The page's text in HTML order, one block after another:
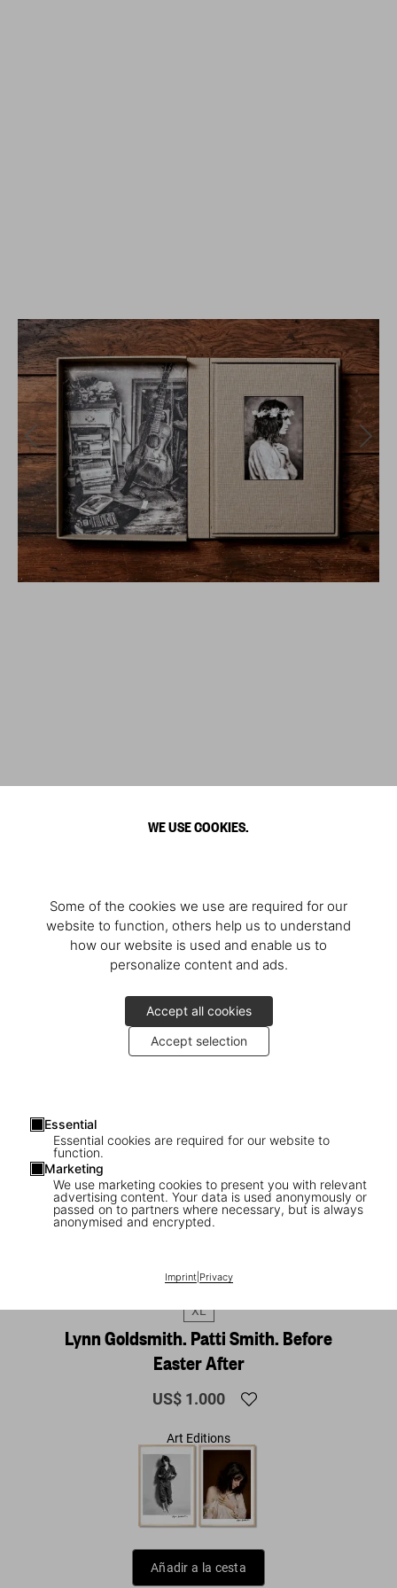
WE USE COOKIES.
Some of the cookies we use are required for our
website to function, others help us to understand
how our website is used and enable us to
personalize content and ads.
Accept all cookies
Accept selection
Essential
Essential cookies are required for our website to
function.
Marketing
We use marketing cookies to present you with relevant
advertising content. Your data is used anonymously or
passed on to partners where necessary, but is always
anonymised and encrypted.
Imprint| Privacy
XL
Lynn Goldsmith. Patti Smith. Before
Easter After
US$ 1.000
Art Editions
Añadir a la cesta